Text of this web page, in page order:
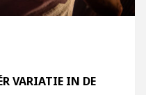
VARIATIE IN DE